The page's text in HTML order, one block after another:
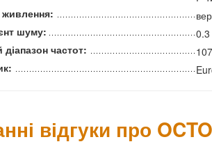
живлення:
шуму:
частот:
відгуки про